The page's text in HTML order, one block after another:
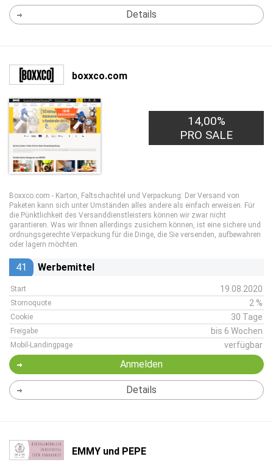
Details
boxxco.com
14,00%
PRO SALE
Boxxco.com - Karton, Faltschachtel und Verpackung: Der Versand von
Paketen kann sich unter Umständen alles andere als einfach erweisen. Für
die Pünktlichkeit des Versanddienstleisters können wir zwar nicht
garantieren. Was wir Ihnen allerdings zusichern können, ist eine sichere und
ordnungsgerechte Verpackung für die Dinge, die Sie versenden, aufbewahren
oder lagern möchten.
41 Werbemittel
Start 19.08.2020
Stornoquote 2 %
Cookie 30 Tage
Freigabe bis 6 Wochen
Mobil-Landingpage verfügbar
Anmelden
Details
EMMY und PEPE